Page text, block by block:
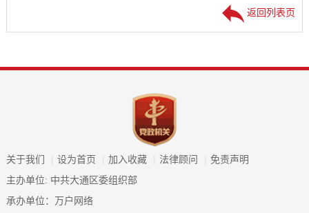
返回列表页
关于我们 设为首页 加入收藏 法律顾问
免责声明
主办单位: 中共大通区委组织部
承办单位：万户网络